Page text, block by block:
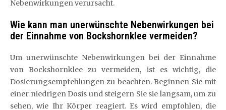
Nebenwirkungen verursacht.
Wie kann man unerwünschte Nebenwirkungen bei
der Einnahme von Bockshornklee vermeiden?
Um unerwünschte Nebenwirkungen bei der Einnahme
von Bockshornklee zu vermeiden, ist es wichtig, die
Dosierungsempfehlungen zu beachten. Beginnen Sie mit
einer niedrigen Dosis und steigern Sie sie langsam, um zu
sehen, wie Ihr Körper reagiert. Es wird empfohlen, die